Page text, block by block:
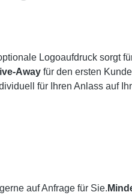
Logoaufdruck sorgt
Away für den ersten
für Ihren Anlass auf
auf Anfrage für Sie.